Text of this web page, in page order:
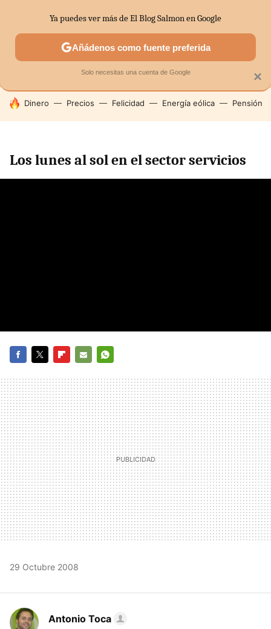
MENÚ NUEVO
ECONOMÍA DOMÉSTICA MERCADOS
HOY SE HABLA DE
Dinero Precios Felicidad Energía eólica Pensión
Los lunes al sol en el sector servicios
MAIL
29 Octubre 2008
Antonio Toca
×
Ya puedes ver más de El Blog Salmon en Google
Añádenos como fuente preferida
Solo necesitas una cuenta de Google